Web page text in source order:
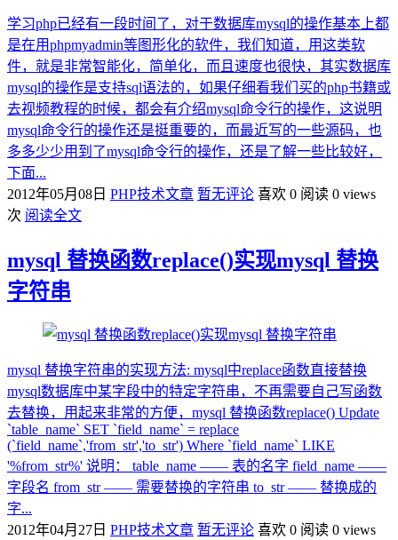
学习php已经有一段时间了，对于数据库mysql的操作基本上都
是在用phpmyadmin等图形化的软件，我们知道，用这类软
件，就是非常智能化，简单化，而且速度也很快，其实数据库
mysql的操作是支持sql语法的，如果仔细看我们买的php书籍或
去视频教程的时候，都会有介绍mysql命令行的操作，这说明
mysql命令行的操作还是挺重要的，而最近写的一些源码，也
多多少少用到了mysql命令行的操作，还是了解一些比较好，
下面...
2012年05月08日 PHP技术文章 暂无评论 喜欢 0 阅读 0 views
次 阅读全文
mysql 替换函数replace()实现mysql 替换
字符串
mysql 替换字符串的实现方法: mysql中replace函数直接替换
mysql数据库中某字段中的特定字符串，不再需要自己写函数
去替换，用起来非常的方便，mysql 替换函数replace() Update
`table_name` SET `field_name` = replace
(`field_name`,'from_str','to_str') Where `field_name` LIKE
'%from_str%' 说明： table_name —— 表的名字 field_name ——
字段名 from_str —— 需要替换的字符串 to_str —— 替换成的
字...
2012年04月27日 PHP技术文章 暂无评论 喜欢 0 阅读 0 views